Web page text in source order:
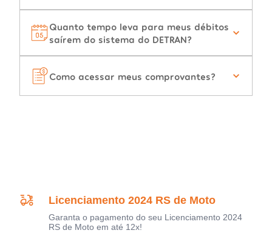
Quanto tempo leva para meus débitos
saírem do sistema do DETRAN?
Como acessar meus comprovantes?
Licenciamento 2024 RS de Moto
Garanta o pagamento do seu Licenciamento 2024
RS de Moto em até 12x!